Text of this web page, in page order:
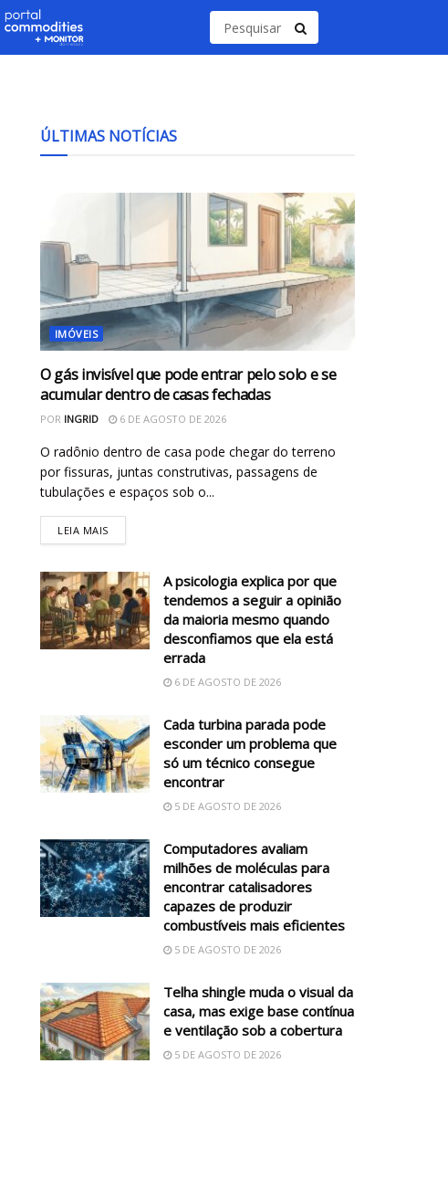
ÚLTIMAS NOTÍCIAS
IMÓVEIS
O gás invisível que pode entrar pelo solo e se
acumular dentro de casas fechadas
POR INGRID 6 DE AGOSTO DE 2026
O radônio dentro de casa pode chegar do terreno
por fissuras, juntas construtivas, passagens de
tubulações e espaços sob o...
LEIA MAIS
A psicologia explica por que
tendemos a seguir a opinião
da maioria mesmo quando
desconfiamos que ela está
errada
6 DE AGOSTO DE 2026
Cada turbina parada pode
esconder um problema que
só um técnico consegue
encontrar
5 DE AGOSTO DE 2026
Computadores avaliam
milhões de moléculas para
encontrar catalisadores
capazes de produzir
combustíveis mais eficientes
5 DE AGOSTO DE 2026
Telha shingle muda o visual da
casa, mas exige base contínua
e ventilação sob a cobertura
5 DE AGOSTO DE 2026